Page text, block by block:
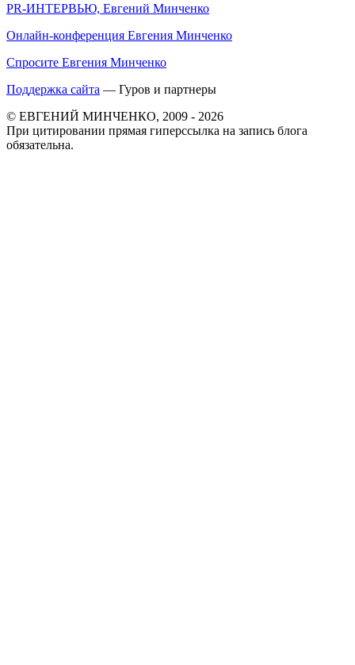
PR-ИНТЕРВЬЮ, Евгений Минченко
Онлайн-конференция Евгения Минченко
Спросите Евгения Минченко
Поддержка сайта — Гуров и партнеры
© ЕВГЕНИЙ МИНЧЕНКО, 2009 - 2026
При цитировании прямая гиперссылка на запись блога
обязательна.